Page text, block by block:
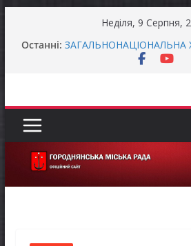
Неділя, 9 Серпня,
Останні:
Батьки майбутніх
оформити «Пакунок
ЗАГАЛЬНОНАЦІОНАЛЬНА
реалізації права осіб з
Захищай небо Чернігівщини!